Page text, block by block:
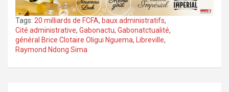
Tags: 20 milliards de FCFA, baux administratifs,
Cité administrative, Gabonactu, Gabonatctualité,
général Brice Clotaire Oligui Nguema, Libreville,
Raymond Ndong Sima